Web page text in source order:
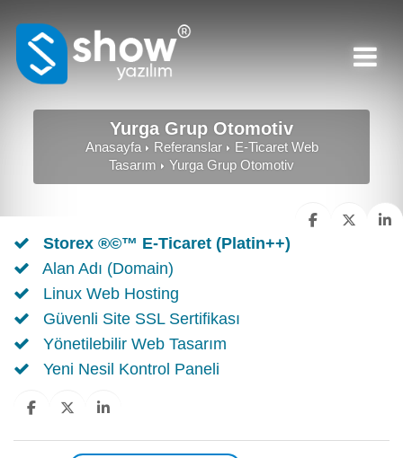
Yurga Grup Otomotiv
Anasayfa Referanslar
E-Ticaret Web
Tasarım
Yurga Grup Otomotiv
Storex ®©™ E-Ticaret (Platin++)
Alan Adı (Domain)
Linux Web Hosting
Güvenli Site SSL Sertifikası
Yönetilebilir Web Tasarım
Yeni Nesil Kontrol Paneli